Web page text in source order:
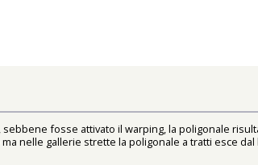
fosse attivato il warping, la poligonale
nelle gallerie strette la poligonale a tratti esce dal